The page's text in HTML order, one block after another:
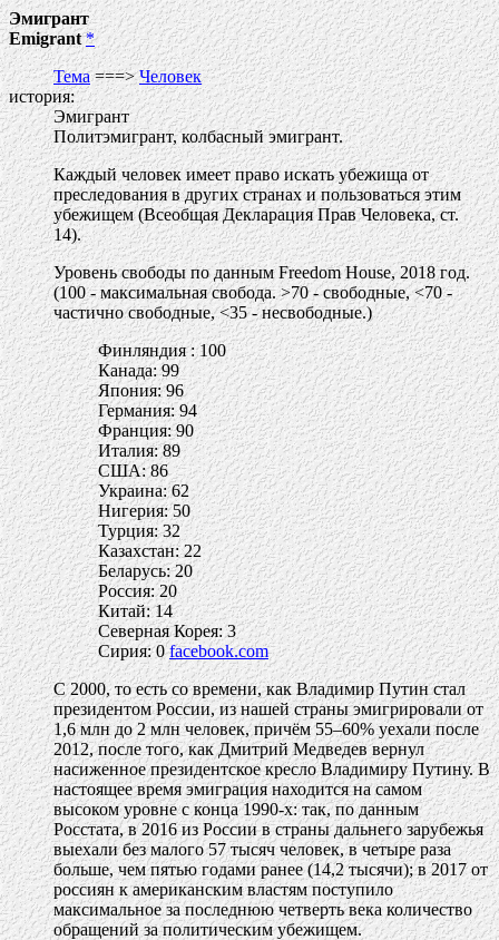
Эмигрант
Emigrant *
Тема===>Человек
история:
Эмигрант
Политэмигрант, колбасный эмигрант.
Каждый человек имеет право искать убежища от
преследования в других странах и пользоваться этим
убежищем (Всеобщая Декларация Прав Человека, ст.
14).
Уровень свободы по данным Freedom House, 2018 год.
(100 - максимальная свобода. >70 - свободные, <70 -
частично свободные, <35 - несвободные.)
Финляндия : 100
Канада: 99
Япония: 96
Германия: 94
Франция: 90
Италия: 89
США: 86
Украина: 62
Нигерия: 50
Турция: 32
Казахстан: 22
Беларусь: 20
Россия: 20
Китай: 14
Северная Корея: 3
Сирия: 0facebook.com
С 2000, то есть со времени, как Владимир Путин стал
президентом России, из нашей страны эмигрировали от
1,6 млн до 2 млн человек, причём 55–60% уехали после
2012, после того, как Дмитрий Медведев вернул
насиженное президентское кресло Владимиру Путину. В
настоящее время эмиграция находится на самом
высоком уровне с конца 1990-х: так, по данным
Росстата, в 2016 из России в страны дальнего зарубежья
выехали без малого 57 тысяч человек, в четыре раза
больше, чем пятью годами ранее (14,2 тысячи); в 2017 от
россиян к американским властям поступило
максимальное за последнюю четверть века количество
обращений за политическим убежищем.